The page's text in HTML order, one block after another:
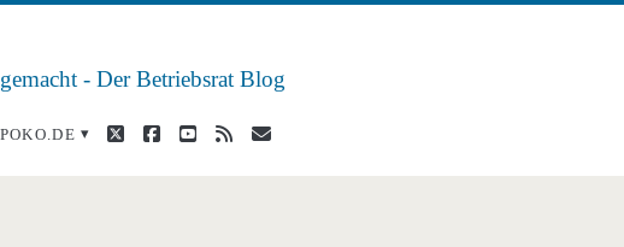
- Der Betriebsrat Blog
POKO.DE twitterfacebook
youtube
rss E-